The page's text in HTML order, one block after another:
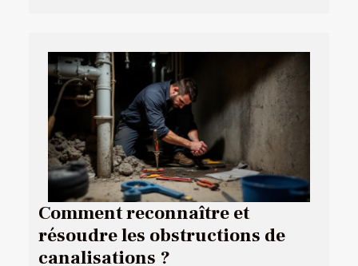
Comment reconnaître et
résoudre les obstructions de
canalisations ?